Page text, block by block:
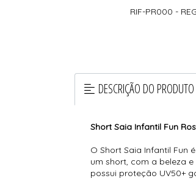
RIF-PR000 -
DESCRIÇÃO DO PRODUTO
Short Saia Infantil Fun
O Short Saia Infantil
um short, com a beleza
possui proteção UV50+